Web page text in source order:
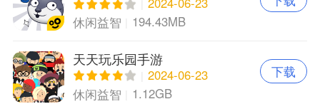
休闲益智
194.43MB
天天玩乐园手游
2024-06-23
休闲益智
1.12GB
下载